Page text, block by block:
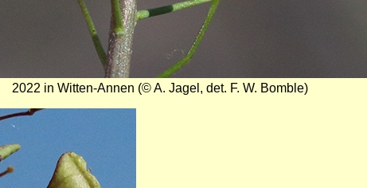
2022 in Witten-Annen (© A. Jagel, det. F. W. Bomble)